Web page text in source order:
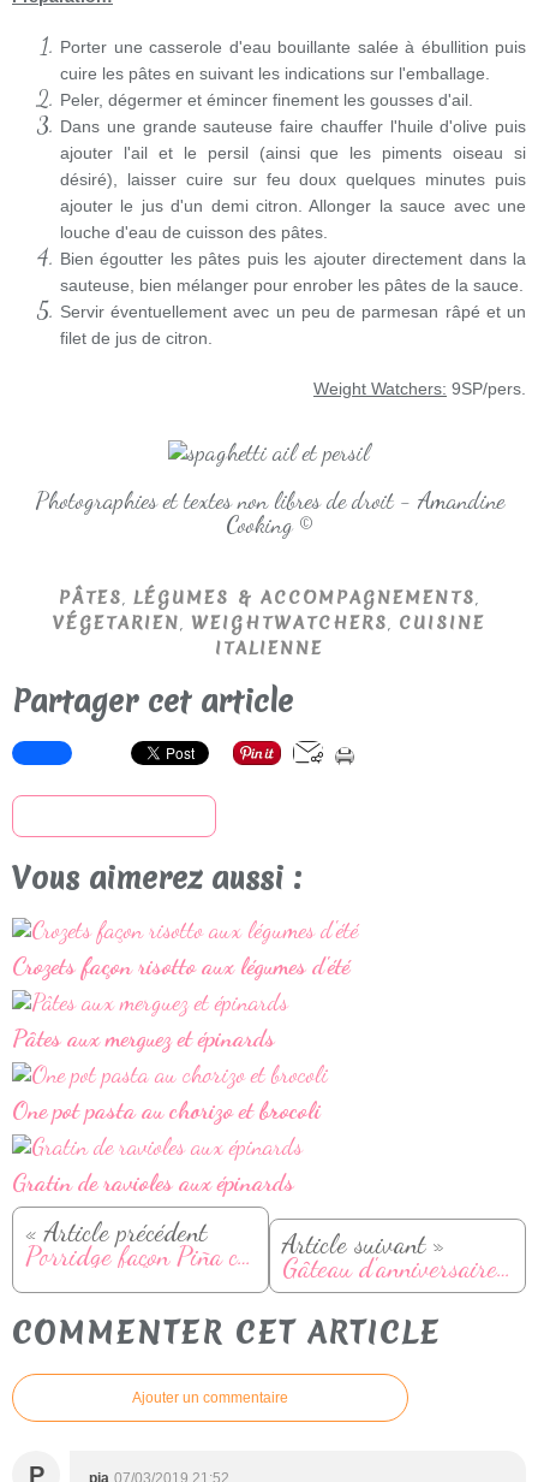
Porter une casserole d'eau bouillante salée à ébullition puis
cuire les pâtes en suivant les indications sur l'emballage.
Peler, dégermer et émincer finement les gousses d'ail.
Dans une grande sauteuse faire chauffer l'huile d'olive puis
ajouter l'ail et le persil (ainsi que les piments oiseau si
désiré), laisser cuire sur feu doux quelques minutes puis
ajouter le jus d'un demi citron. Allonger la sauce avec une
louche d'eau de cuisson des pâtes.
Bien égoutter les pâtes puis les ajouter directement dans la
sauteuse, bien mélanger pour enrober les pâtes de la sauce.
Servir éventuellement avec un peu de parmesan râpé et un
filet de jus de citron.
Weight Watchers: 9SP/pers.
Photographies et textes non libres de droit - Amandine
Cooking ©
PÂTES, LÉGUMES & ACCOMPAGNEMENTS,
VÉGETARIEN, WEIGHTWATCHERS, CUISINE
ITALIENNE
Partager cet article
Vous aimerez aussi :
Crozets façon risotto aux légumes d'été
Pâtes aux merguez et épinards
One pot pasta au chorizo et brocoli
Gratin de ravioles aux épinards
« Article précédent
Porridge façon Piña colada Article suivant »
Gâteau d'anniversaire "Château de princesse"
COMMENTER CET ARTICLE
Ajouter un commentaire
P pia 07/03/2019 21:52